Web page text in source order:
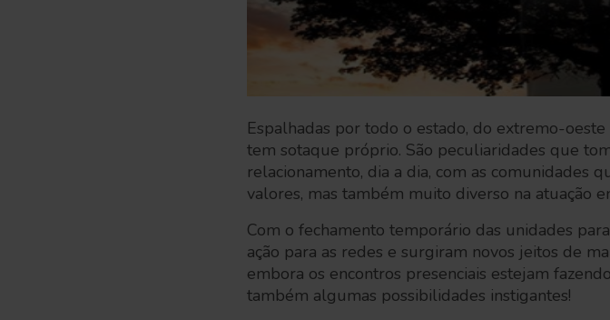
Espalhadas por todo o estado, do extremo-
tem sotaque próprio. São peculiaridades que
relacionamento, dia a dia, com as comunidades
valores, mas também muito diverso na atuação
Com o fechamento temporário das unidades
ação para as redes e surgiram novos jeitos de
embora os encontros presenciais estejam
também algumas possibilidades instigantes!